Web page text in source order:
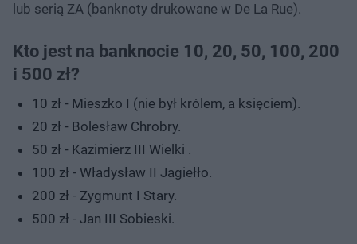
lub serią ZA (banknoty drukowane w De La Rue).
Kto jest na banknocie 10, 20, 50, 100, 200
i 500 zł?
10 zł - Mieszko I (nie był królem, a księciem).
20 zł - Bolesław Chrobry.
50 zł - Kazimierz III Wielki .
100 zł - Władysław II Jagiełło.
200 zł - Zygmunt I Stary.
500 zł - Jan III Sobieski.